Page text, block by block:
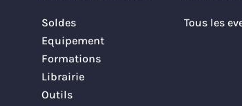
Soldes
Equipement
Formations
Librairie
Outils
Tous les